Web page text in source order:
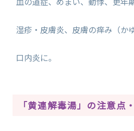
湿疹・皮膚炎、皮膚の痒み（か
口内炎に。
「黄連解毒湯」の注意点